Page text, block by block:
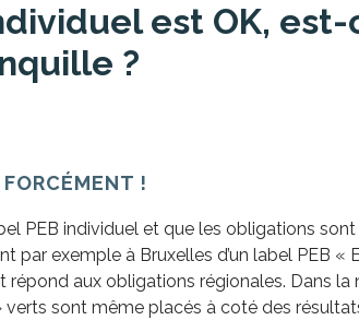
est OK,
?
!
PEB individuel et que les obligations
exemple à Bruxelles d’un label PEB «
aux obligations régionales. Dans la
sont même placés à coté des